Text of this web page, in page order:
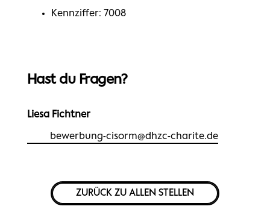
Kennziffer: 7008
Hast du Fragen?
Liesa Fichtner
bewerbung-cisorm@dhzc-charite.de
ZURÜCK ZU ALLEN STELLEN